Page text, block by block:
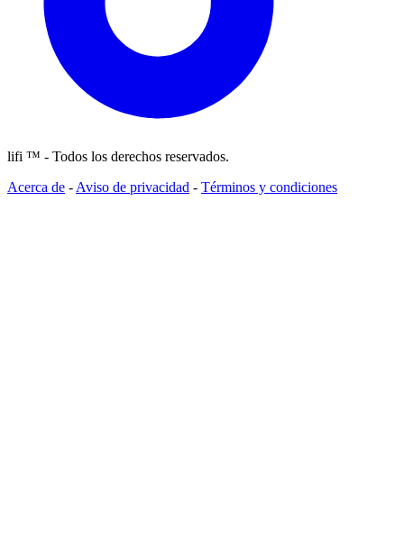
lifi ™ - Todos los derechos reservados.
Acerca de - Aviso de privacidad - Términos y condiciones